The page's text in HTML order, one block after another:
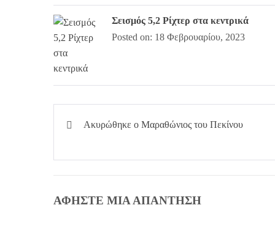
Σεισμός 5,2 Ρίχτερ στα κεντρικά
Posted on: 18 Φεβρουαρίου, 2023
Πλοήγηση
Ακυρώθηκε ο Μαραθώνιος του Πεκίνου
ΑΦΉΣΤΕ ΜΙΑ ΑΠΆΝΤΗΣΗ